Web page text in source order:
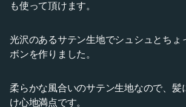
も使って頂けます。
光沢のあるサテン生地でシュシュとちょ
ボンを作りました。
柔らかな風合いのサテン生地なので、髪
け心地満点です。